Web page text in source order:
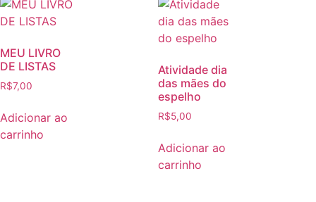
MEU LIVRO
DE LISTAS
R$7,00
Adicionar ao
carrinho
Atividade dia
das mães do
espelho
R$5,00
Adicionar ao
carrinho